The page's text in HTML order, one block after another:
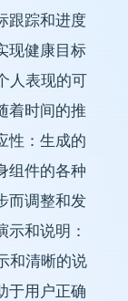
跟踪和进度
现健康目标
人表现的可
着时间的推
性：生成的
组件的各种
而调整和发
示和说明：
和清晰的说
于用户正确